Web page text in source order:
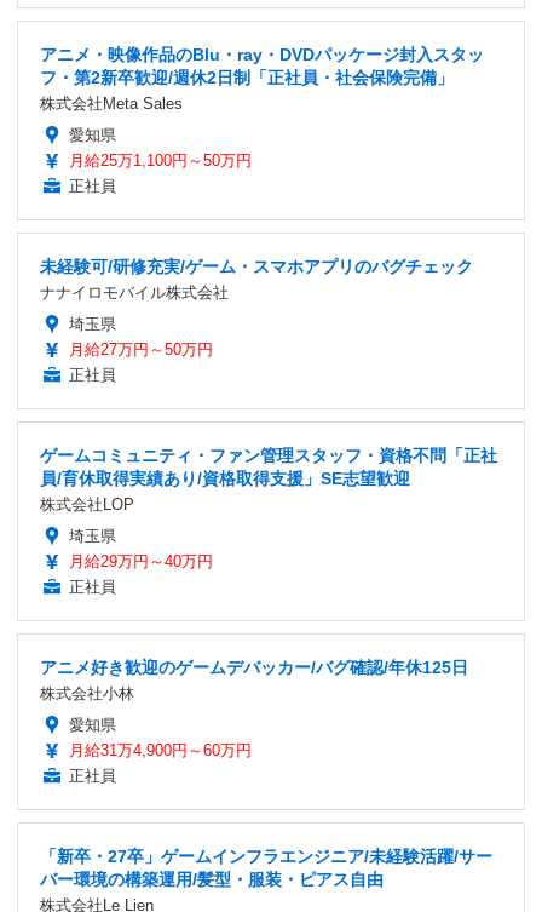
アニメ・映像作品のBlu・ray・DVDパッケージ封入スタッ
フ・第2新卒歓迎/週休2日制「正社員・社会保険完備」
株式会社Meta Sales
愛知県
月給25万1,100円～50万円
正社員
未経験可/研修充実/ゲーム・スマホアプリのバグチェック
ナナイロモバイル株式会社
埼玉県
月給27万円～50万円
正社員
ゲームコミュニティ・ファン管理スタッフ・資格不問「正社
員/育休取得実績あり/資格取得支援」SE志望歓迎
株式会社LOP
埼玉県
月給29万円～40万円
正社員
アニメ好き歓迎のゲームデバッカー/バグ確認/年休125日
株式会社小林
愛知県
月給31万4,900円～60万円
正社員
「新卒・27卒」ゲームインフラエンジニア/未経験活躍/サー
バー環境の構築運用/髪型・服装・ピアス自由
株式会社Le Lien